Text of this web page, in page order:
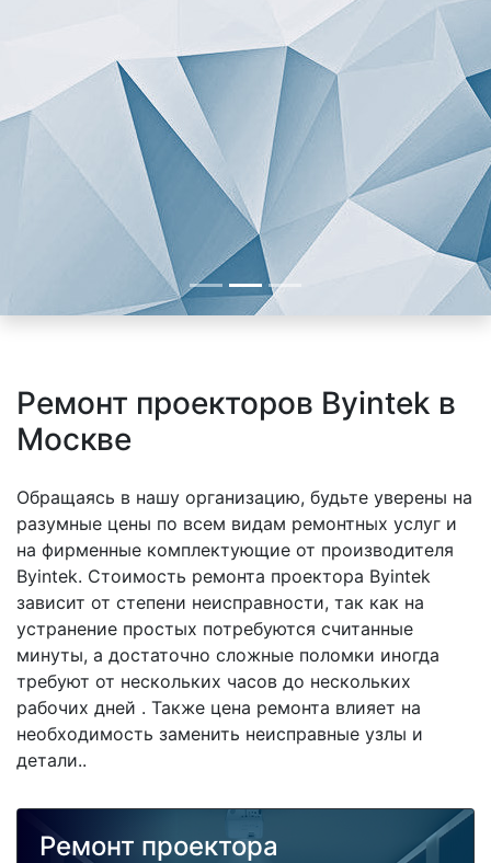
Ремонт проекторов Byintek в
Москве
Обращаясь в нашу организацию, будьте уверены на
разумные цены по всем видам ремонтных услуг и
на фирменные комплектующие от производителя
Byintek. Стоимость ремонта проектора Byintek
зависит от степени неисправности, так как на
устранение простых потребуются считанные
минуты, а достаточно сложные поломки иногда
требуют от нескольких часов до нескольких
рабочих дней . Также цена ремонта влияет на
необходимость заменить неисправные узлы и
детали..
Ремонт проектора